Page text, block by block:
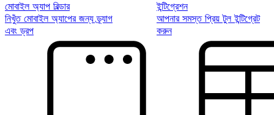
মোবাইল অ্যাপ বিল্ডার
নিখুঁত মোবাইল অ্যাপের জন্য ড্র্যাগ
এবং ড্রপ
ইন্টিগ্রেশন
আপনার সমস্ত প্রিয় টুল ইন্টিগ্রেট
করুন